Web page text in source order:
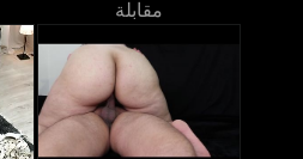
مقابلة